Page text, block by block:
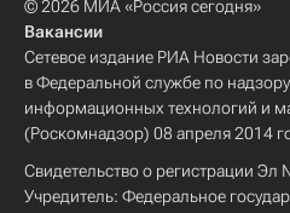
© 2026 МИА «Россия сегодня»
Вакансии
Сетевое издание РИА Новости
в Федеральной службе по
информационных технологий и
(Роскомнадзор) 08 апреля 2014
Свидетельство о регистрации
Учредитель: Федеральное